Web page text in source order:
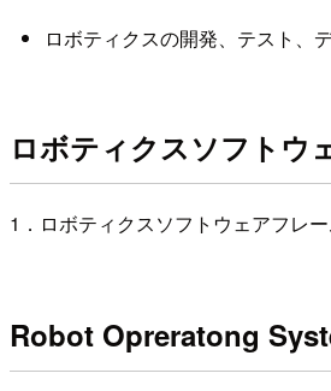
ロボティクスの開発、テスト、
ロボティクスソフトウ
1．ロボティクスソフトウェアフレ
Robot Opreratong